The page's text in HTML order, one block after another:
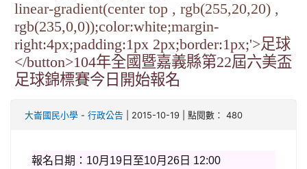
linear-gradient(center top , rgb(255,20,20) ,
rgb(235,0,0));color:white;margin-
right:4px;padding:1px 2px;border:1px;'>足球
</button>104年全國暨嘉義縣第22屆六美盃
足球錦標賽今日開始報名
大崙國民小學 - 行政公告 | 2015-10-19 | 點閱數： 480
報名日期：10月19日至10月26日 12:00